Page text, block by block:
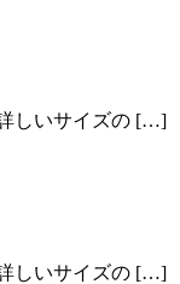
しいサイズの […]
しいサイズの […]